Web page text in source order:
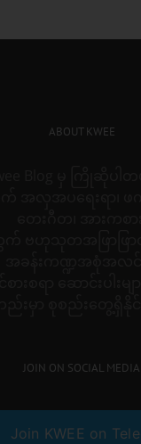
ABOUT KWEE
JOIN ON SOCIAL MEDIA
Join KWEE on